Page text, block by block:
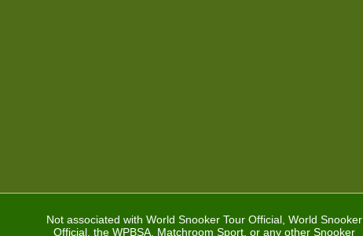
Not associated with World Snooker Tour Official, World Snooker
Official, the WPBSA, Matchroom Sport, or any other Snooker